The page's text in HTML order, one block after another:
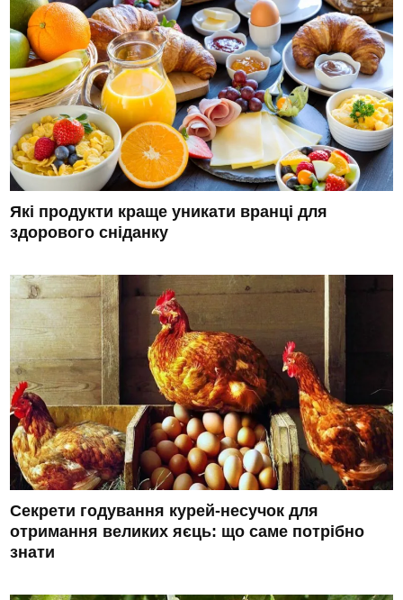
Які продукти краще уникати вранці для
здорового сніданку
Секрети годування курей-несучок для
отримання великих яєць: що саме потрібно
знати